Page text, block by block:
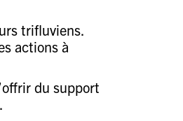
trifluviens.
actions à
du support